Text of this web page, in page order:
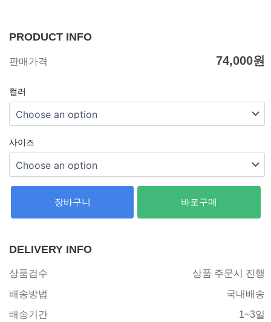
PRODUCT INFO
판매가격 74,000원
컬러
사이즈
장바구니 바로구매
DELIVERY INFO
상품검수
상품 주문시 진행
배송방법
국내배송
배송기간
1~3일